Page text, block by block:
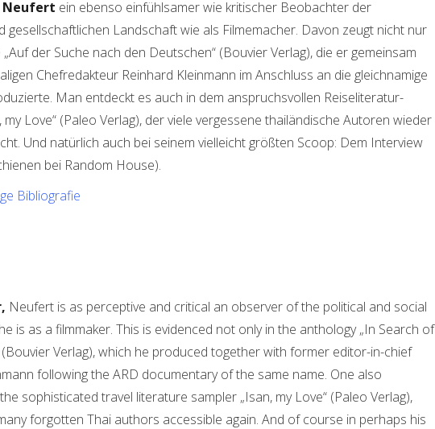
Neufert ein ebenso einfühlsamer wie kritischer Beobachter der
gesellschaftlichen Landschaft wie als Filmemacher. Davon zeugt nicht nur
der Suche nach den Deutschen“ (Bouvier Verlag), die er gemeinsam
Chefredakteur Reinhard Kleinmann im Anschluss an die gleichnamige
Man entdeckt es auch in dem anspruchsvollen Reiseliteratur-
my Love“ (Paleo Verlag), der viele vergessene thailändische Autoren wieder
Und natürlich auch bei seinem vielleicht größten Scoop: Dem Interview
bei Random House).
Bibliografie
Neufert is as perceptive and critical an observer of the political and social
is as a filmmaker. This is evidenced not only in the anthology „In Search of
Verlag), which he produced together with former editor-in-chief
following the ARD documentary of the same name. One also
sophisticated travel literature sampler „Isan, my Love“ (Paleo Verlag),
forgotten Thai authors accessible again. And of course in perhaps his